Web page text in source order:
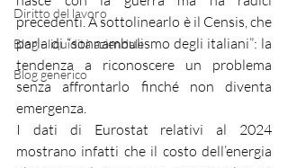
Diritto del lavoro
Blog - liquidità aziendale
Blog generico
precedenti. A sottolinearlo è il Censis, che
parla di “sonnambulismo degli italiani”: la
tendenza a riconoscere un problema
senza affrontarlo finché non diventa
emergenza.
I dati di Eurostat relativi al 2024
mostrano infatti che il costo dell’energia